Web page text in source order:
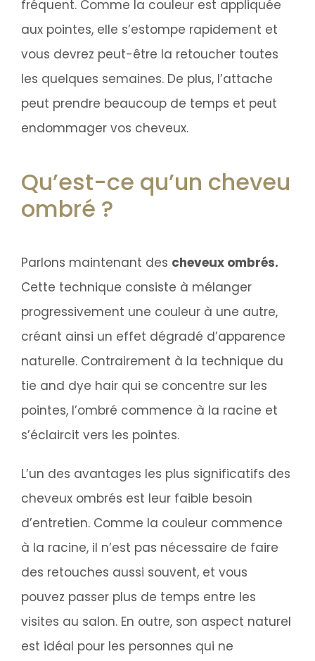
fréquent. Comme la couleur est appliquée
aux pointes, elle s’estompe rapidement et
vous devrez peut-être la retoucher toutes
les quelques semaines. De plus, l’attache
peut prendre beaucoup de temps et peut
endommager vos cheveux.
Qu’est-ce qu’un cheveu
ombré ?
Parlons maintenant des cheveux ombrés.
Cette technique consiste à mélanger
progressivement une couleur à une autre,
créant ainsi un effet dégradé d’apparence
naturelle. Contrairement à la technique du
tie and dye hair qui se concentre sur les
pointes, l’ombré commence à la racine et
s’éclaircit vers les pointes.
L’un des avantages les plus significatifs des
cheveux ombrés est leur faible besoin
d’entretien. Comme la couleur commence
à la racine, il n’est pas nécessaire de faire
des retouches aussi souvent, et vous
pouvez passer plus de temps entre les
visites au salon. En outre, son aspect naturel
est idéal pour les personnes qui ne